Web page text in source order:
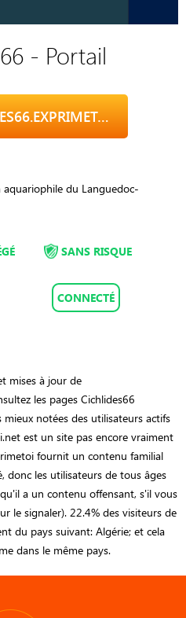
- Portail
VISITE CICHLIDES66.EXPRIMETOI.NET
du Languedoc-
SANS RISQUE
CONNECTÉ
mises à jour de
les pages Cichlides66
mieux notées des utilisateurs actifs
est un site pas encore vraiment
fournit un contenu familial
donc les utilisateurs de tous âges
a un contenu offensant, s'il vous
le signaler). 22.4% des visiteurs de
du pays suivant: Algérie; et cela
dans le même pays.